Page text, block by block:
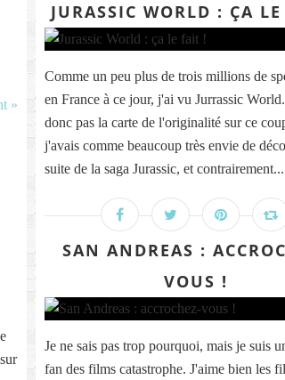
»
JURASSIC WORLD : ÇA
Comme un peu plus de trois millions de
en France à ce jour, j'ai vu Jurrassic
donc pas la carte de l'originalité sur ce
j'avais comme beaucoup très envie de
suite de la saga Jurassic, et contrairement...
SAN ANDREAS :
VOUS !
Je ne sais pas trop pourquoi, mais je suis
fan des films catastrophe. J'aime bien les